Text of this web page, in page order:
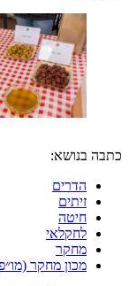
הדרים
זיתים
חיטה
לחקלאי
מחקר
מכון מחקר (מו״פ)